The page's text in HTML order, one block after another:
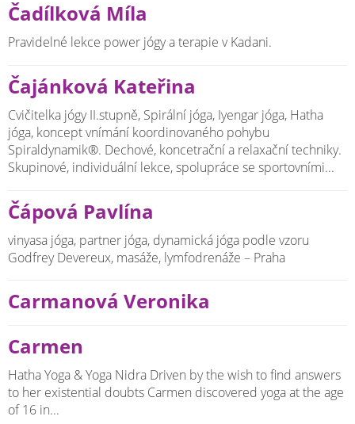
Čadílková Míla
Pravidelné lekce power jógy a terapie v Kadani.
Čajánková Kateřina
Cvičitelka jógy II.stupně, Spirální jóga, Iyengar jóga, Hatha
jóga, koncept vnímání koordinovaného pohybu
Spiraldynamik®. Dechové, koncetrační a relaxační techniky.
Skupinové, individuální lekce, spolupráce se sportovními...
Čápová Pavlína
vinyasa jóga, partner jóga, dynamická jóga podle vzoru
Godfrey Devereux, masáže, lymfodrenáže – Praha
Carmanová Veronika
Carmen
Hatha Yoga & Yoga Nidra Driven by the wish to find answers
to her existential doubts Carmen discovered yoga at the age
of 16 in...